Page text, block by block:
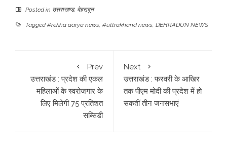
Posted in उत्तराखण्ड, देहरादून
Tagged#rekha aarya news, #uttrakhand news, DEHRADUN NEWS
Prev
उत्तराखंड : प्रदेश की एकल
महिलाओं के स्वरोजगार के
लिए मिलेगी 75 प्रतिशत
सब्सिडी
Next
उत्तराखंड : फरवरी के आखिर
तक पीएम मोदी की प्रदेश में हो
सकतीं तीन जनसभाएं